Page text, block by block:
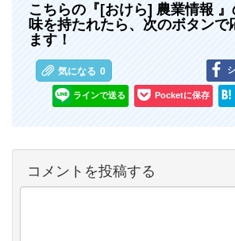
こちらの『[おけら] 農業情報
味を持たれたら、次のボタンで
ます！
気になる 0
ラインで送る Pocketに保存
コメントを投稿する